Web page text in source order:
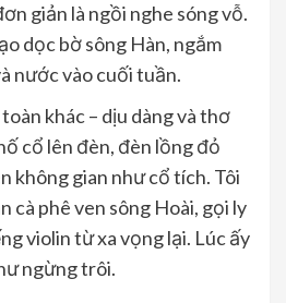
giản là ngồi nghe sóng vỗ.
dọc bờ sông Hàn, ngắm
nước vào cuối tuần.
khác – dịu dàng và thơ
cổ lên đèn, đèn lồng đỏ
không gian như cổ tích. Tôi
cà phê ven sông Hoài, gọi ly
violin từ xa vọng lại. Lúc ấy
ngừng trôi.